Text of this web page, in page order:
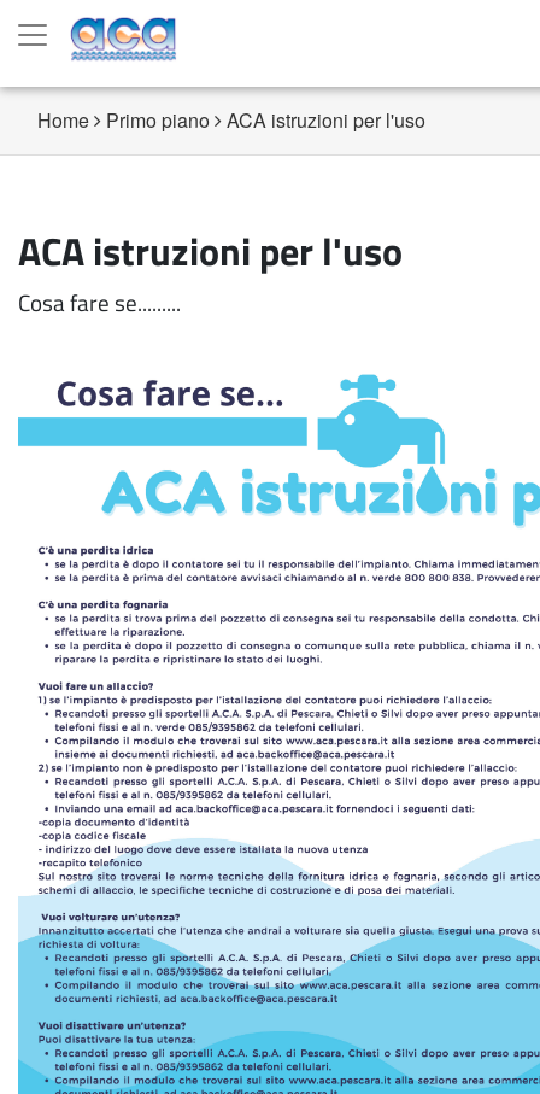
Home Primo piano ACA istruzioni per l'uso
ACA istruzioni per l'uso
Cosa fare se.........